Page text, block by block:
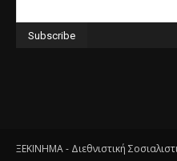
ΞΕΚΙΝΗΜΑ - Διεθνιστική